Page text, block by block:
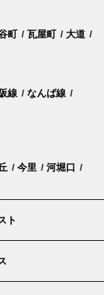
町 瓦屋町 大道
線
なんば線
今里 河堀口
ト